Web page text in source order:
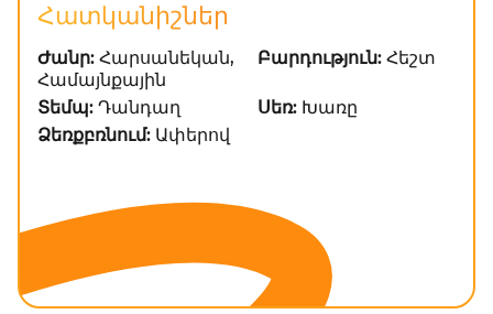
Հատկանիշներ
Ժանր: Հարսանեկան,
Համայնքային
Բարդություն: Հեշտ
Տեմպ: Դանդաղ Սեռ: Խառը
Ձեռքբռնում: Ափերով